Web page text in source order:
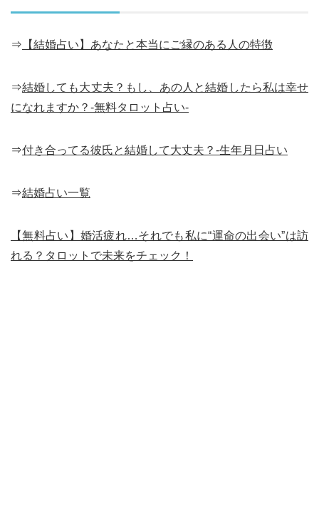
⇒ 【結婚占い】あなたと本当にご縁のある人の特徴
⇒結婚しても大丈夫？もし、あの人と結婚したら私は幸せ
になれますか？-無料タロット占い-
⇒付き合ってる彼氏と結婚して大丈夫？-生年月日占い
⇒結婚占い一覧
【無料占い】婚活疲れ…それでも私に“運命の出会い”は訪
れる？タロットで未来をチェック！